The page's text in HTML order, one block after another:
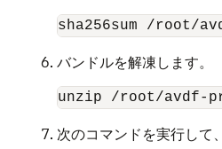
sha256sum /root/
バンドルを解凍します。
unzip /root/avdf-
次のコマンドを実行して、